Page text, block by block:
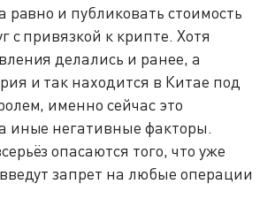
равно и публиковать стоимость
с привязкой к крипте. Хотя
делались и ранее, а
и так находится в Китае под
именно сейчас это
иные негативные факторы.
опасаются того, что уже
запрет на любые операции